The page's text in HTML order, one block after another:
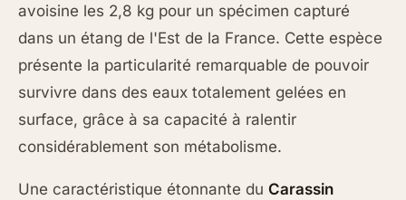
avoisine les 2,8 kg pour un spécimen capturé
dans un étang de l'Est de la France. Cette espèce
présente la particularité remarquable de pouvoir
survivre dans des eaux totalement gelées en
surface, grâce à sa capacité à ralentir
considérablement son métabolisme.
Une caractéristique étonnante du Carassin